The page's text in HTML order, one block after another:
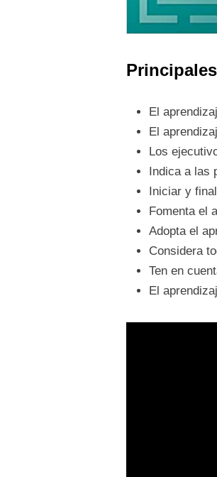
El
El
Los
Indica a las
Iniciar y
Fomenta el
Adopta el
Considera
Ten en
El